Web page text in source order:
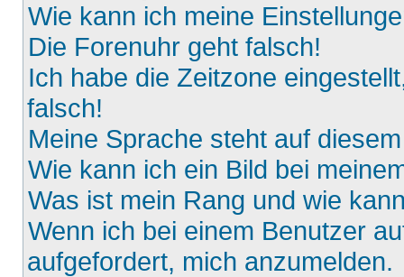
Wie kann ich meine
Die Forenuhr geht falsch!
Ich habe die Zeitzone
falsch!
Meine Sprache steht auf
Wie kann ich ein Bild bei
Was ist mein Rang und wie
Wenn ich bei einem Benutzer
aufgefordert, mich anzumelden.